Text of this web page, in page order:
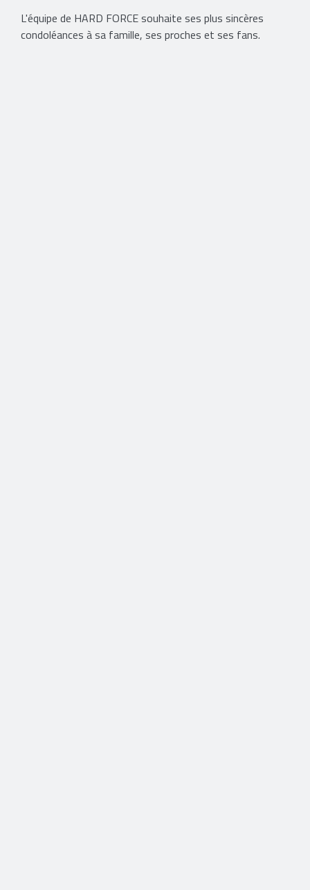
L'équipe de HARD FORCE souhaite ses plus sincères
condoléances à sa famille, ses proches et ses fans.